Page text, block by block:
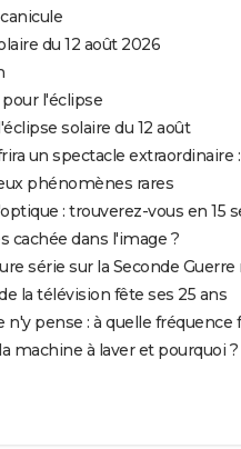
du 12 août 2026
l'éclipse
solaire du 12 août
un spectacle extraordinaire
phénomènes rares
: trouverez-vous en 15
cachée dans l'image ?
série sur la Seconde
la télévision fête ses 25 ans
n'y pense : à quelle fréquence
machine à laver et pourquoi ?